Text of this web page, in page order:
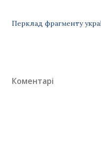
Перклад фрагменту
Коментарі